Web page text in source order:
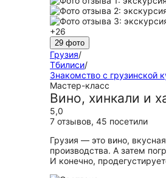
+26
29 фото
Грузия/
Тбилиси/
Знакомство с грузинской
Мастер-класс
Вино, хинкали и
5,0
7 отзывов, 45 посетили
Грузия — это вино,
производства. А затем
И конечно,